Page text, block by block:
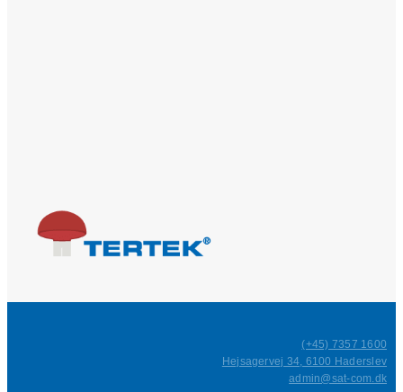
(+45) 7357 1600
Hejsagervej 34, 6100 Haderslev
admin@sat-com.dk